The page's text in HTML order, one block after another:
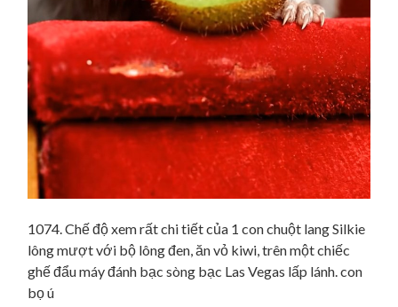
1074. Chế độ xem rất chi tiết của 1 con chuột lang Silkie
lông mượt với bộ lông đen, ăn vỏ kiwi, trên một chiếc
ghế đẩu máy đánh bạc sòng bạc Las Vegas lấp lánh. con
bọ ú